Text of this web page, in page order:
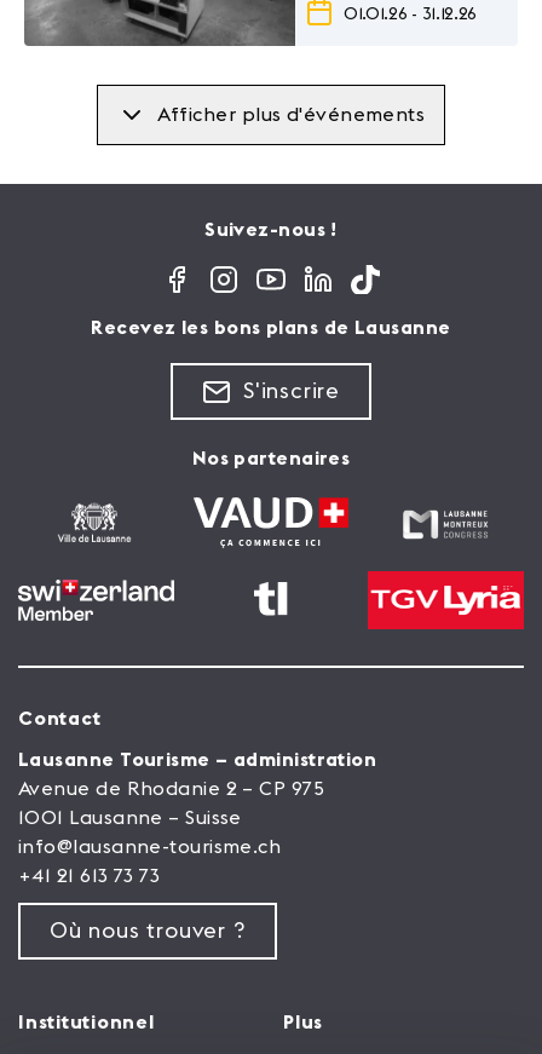
01.01.26 - 31.12.26
Afficher plus d'événements
Suivez-nous !
Recevez les bons plans de Lausanne
S'inscrire
Nos partenaires
Contact
Lausanne Tourisme – administration
Avenue de Rhodanie 2 – CP 975
1001 Lausanne – Suisse
info@lausanne-tourisme.ch
+41 21 613 73 73
Où nous trouver ?
Institutionnel Plus